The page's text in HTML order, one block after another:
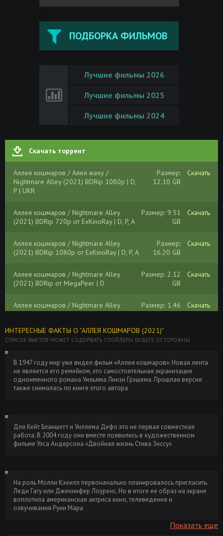
ПОДБОРКА ФИЛЬМОВ
Лучшие фильмы 2026
Лучшие фильмы 2025
Лучшие фильмы 2024
Скачать торрент
Аллея кошмаров / Алея жаху /
Nightmare Alley (2021) BDRip 1080p | D,
P | UKR
Размер:
12.10 GB
Скачать
Аллея кошмаров / Nightmare Alley
(2021) BDRip 720p от ExKinoRay | D, P, A
Размер: 9.51
GB
Скачать
Аллея кошмаров / Nightmare Alley
(2021) BDRip 1080p от ExKinoRay | D, P, A
Размер:
16.20 GB
Скачать
Аллея кошмаров / Nightmare Alley
(2021) BDRip от MegaPeer | D
Размер: 2.12
GB
Скачать
Аллея кошмаров / Nightmare Alley
(2021) BDRip от MegaPeer | D
Размер: 1.46
GB
Скачать
Аллея кошмаров / Nightmare Alley
(2021) BDRip-AVC от Generalfilm |
Размер: 1.78
GB
Скачать
Аллея кошмаров / Nightmare Alley
(1947) BDRemux 1080p | P
Размер:
28.55 GB
Скачать
SDR | D, P
Аллея кошмаров / Nightmare Alley
Размер:
Аллея кошмаров / Nightmare Alley
(2021) BDRip 2160p | 4K | HDR | D
Размер:
37.10 GB
Скачать
GB
ИНТЕРЕСНЫЕ ФАКТЫ О "АЛЛЕЯ КОШМАРОВ (2021)"
СПИСОК ФАКТОВ МОЖЕТ СОДЕРЖАТЬ СПОЙЛЕРЫ. БУДЬТЕ ОСТОРОЖНЫ.
В 1947 году мир уже видел фильм «Аллея кошмаров». Новая лента
не является его ремейком, это самостоятельная экранизация
одноименного романа Уильяма Линзи Грэшема. Прошлая версия
также снималась по книге этого автора
Для Кейт Бланшетт и Уиллема Дефо это не первая совместная
работа. В 2004 году они вместе появились в художественном
фильме Уэса Андерсона «Двойная жизнь Стива Зиссу»
На роль Молли Кэхилл первоначально планировалось пригласить
Леди Гагу или Дженнифер Лоуренс. Но в итоге ее образ на экране
воплотила американская актриса кино, телевидения и
озвучивания Руни Мара
Показать еще